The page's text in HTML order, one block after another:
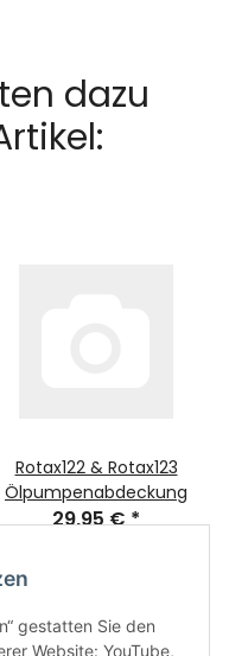
dazu
Rotax122 & Rotax123
Ölpumpenabdeckung
29,95 €*
gestatten Sie den
Website: YouTube,